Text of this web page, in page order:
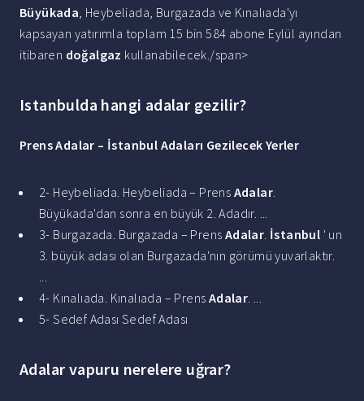
Büyükada, Heybeliada, Burgazada ve Kınalıada'yı
kapsayan yatırımla toplam 15 bin 584 abone Eylül ayından
itibaren doğalgaz kullanabilecek./span>
Istanbulda hangi adalar gezilir?
PrensAdalar – İstanbul Adaları Gezilecek Yerler
2- Heybeliada. Heybeliada – Prens Adalar.
Büyükada'dan sonra en büyük 2. Adadır. ...
3- Burgazada. Burgazada – Prens Adalar. İstanbul ' un
3. büyük adası olan Burgazada'nın görümü yuvarlaktır.
...
4- Kınalıada. Kınalıada – Prens Adalar. ...
5- Sedef Adası Sedef Adası
Adalar vapuru nerelere uğrar?